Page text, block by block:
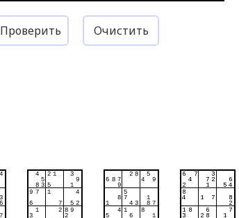
Проверить Очистить